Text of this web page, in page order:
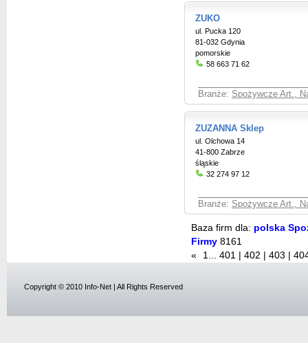
ZUKO
ul. Pucka 120
81-032 Gdynia
pomorskie
58 663 71 62
Branże: Spożywcze Art.,
ZUZANNA Sklep
ul. Olchowa 14
41-800 Zabrze
śląskie
32 274 97 12
Branże: Spożywcze Art.,
Baza firm dla: polska
Firmy 8161
«
1... 401 402 403
Copyright © 2010 Info-Net | All Rights Reserved